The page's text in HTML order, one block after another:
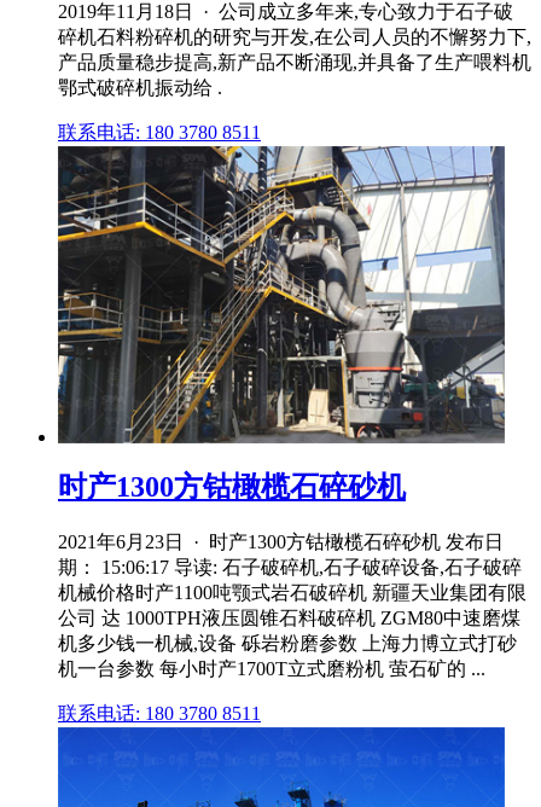
2019年11月18日 · 公司成立多年来,专心致力于石子破
碎机石料粉碎机的研究与开发,在公司人员的不懈努力下,
产品质量稳步提高,新产品不断涌现,并具备了生产喂料机
鄂式破碎机振动给 .
联系电话: 180 3780 8511
时产1300方钴橄榄石碎砂机
2021年6月23日 · 时产1300方钴橄榄石碎砂机 发布日
期： 15:06:17 导读: 石子破碎机,石子破碎设备,石子破碎
机械价格时产1100吨颚式岩石破碎机 新疆天业集团有限
公司 达 1000TPH液压圆锥石料破碎机 ZGM80中速磨煤
机多少钱一机械,设备 砾岩粉磨参数 上海力博立式打砂
机一台参数 每小时产1700T立式磨粉机 萤石矿的 ...
联系电话: 180 3780 8511